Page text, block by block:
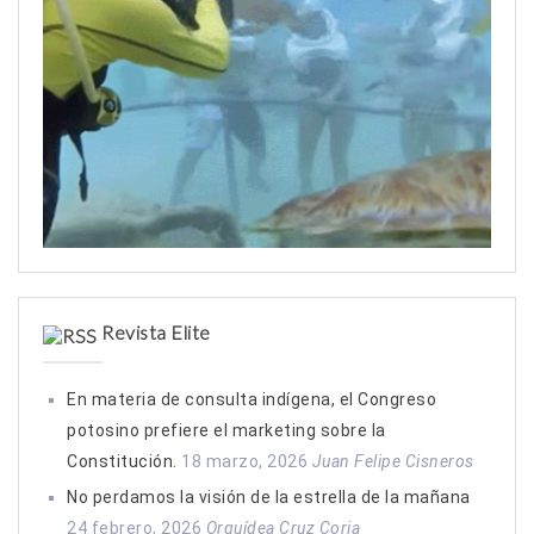
Revista Elite
En materia de consulta indígena, el Congreso
potosino prefiere el marketing sobre la
Constitución. 18 marzo, 2026 Juan Felipe Cisneros
No perdamos la visión de la estrella de la mañana
24 febrero, 2026 Orquídea Cruz Coria